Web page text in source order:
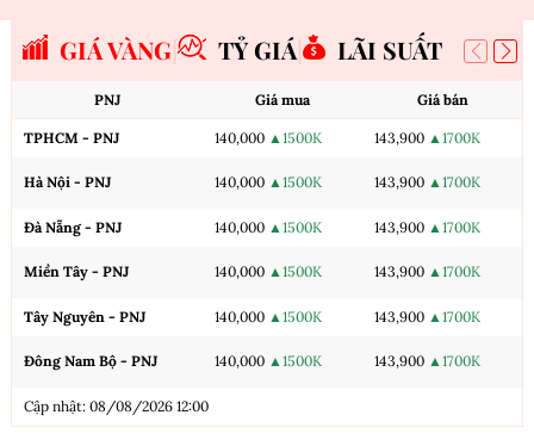
GIÁ VÀNG TỶ GIÁ LÃI SUẤT
PNJ Giá mua Giá bán
TPHCM - PNJ 140,000 ▲1500K 143,900 ▲1700K
Hà Nội - PNJ 140,000 ▲1500K 143,900 ▲1700K
Đà Nẵng - PNJ 140,000 ▲1500K 143,900 ▲1700K
Miền Tây - PNJ 140,000 ▲1500K 143,900 ▲1700K
Tây Nguyên - PNJ 140,000 ▲1500K 143,900 ▲1700K
Đông Nam Bộ - PNJ 140,000 ▲1500K 143,900 ▲1700K
Cập nhật: 08/08/2026 12:00